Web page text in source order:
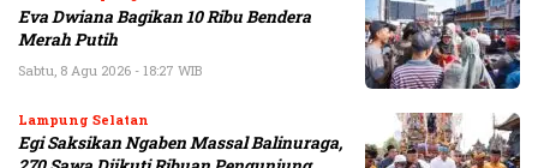
Eva Dwiana Bagikan 10 Ribu Bendera
Merah Putih
Sabtu, 8 Agu 2026 - 18:27 WIB
Lampung Selatan
Egi Saksikan Ngaben Massal Balinuraga,